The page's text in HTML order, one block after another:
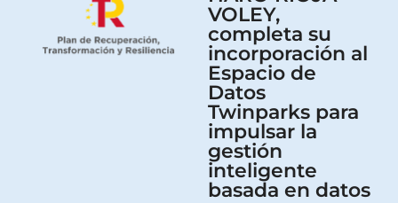
VOLEY,
completa su
incorporación al
Espacio de
Datos
Twinparks para
impulsar la
gestión
inteligente
basada en datos